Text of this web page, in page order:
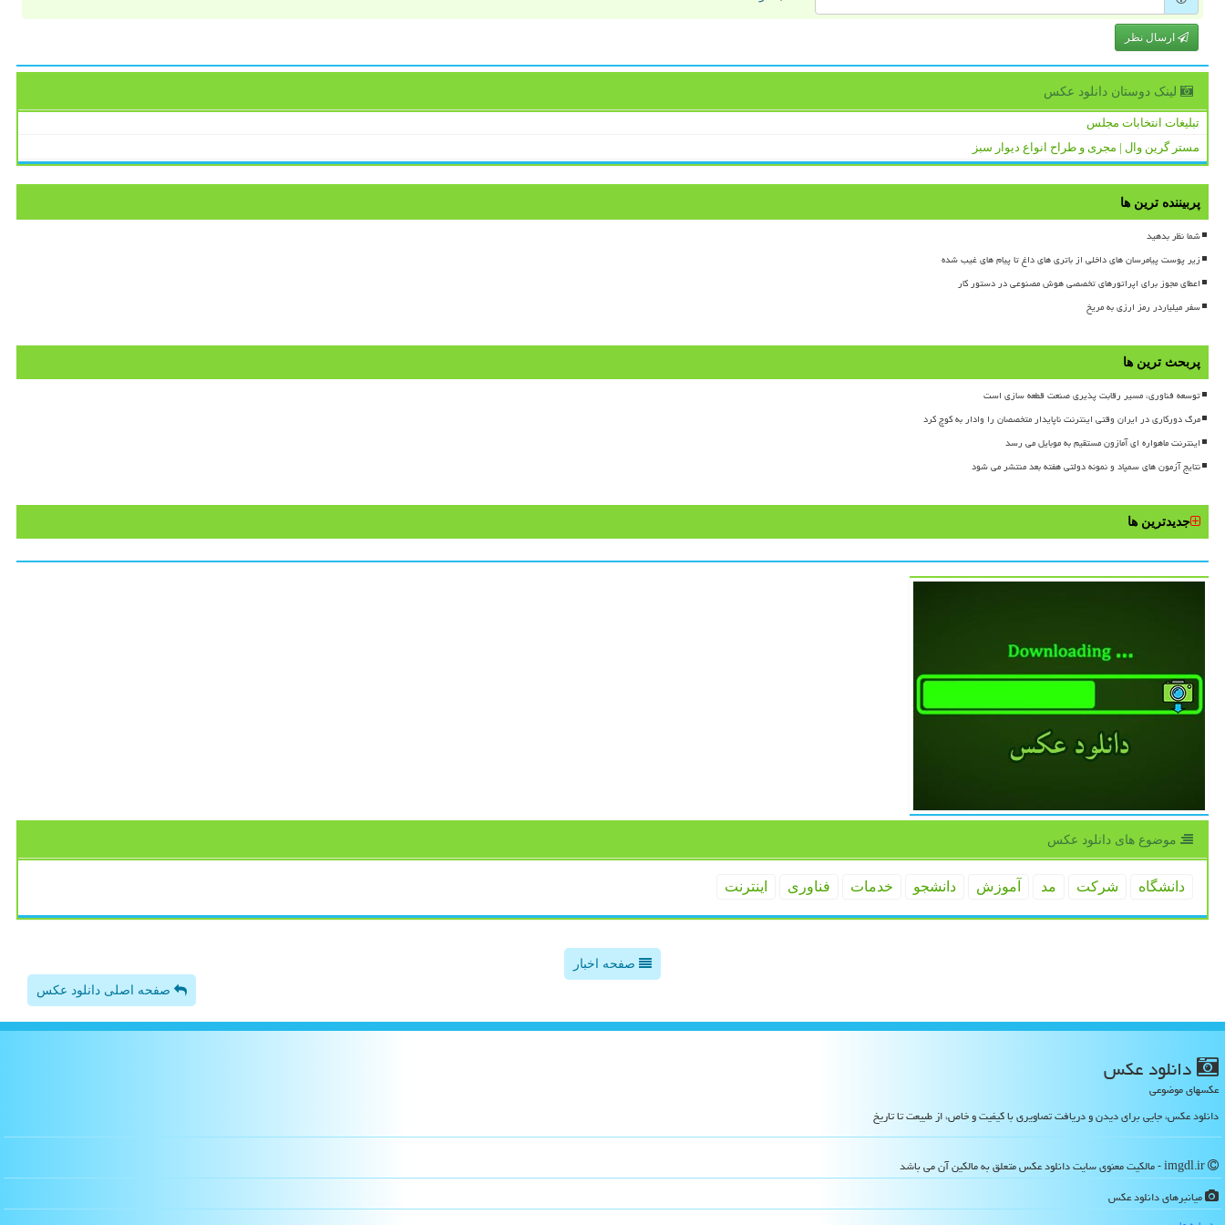
ارسال نظر
لینک دوستان دانلود عكس
تبلیغات انتخابات مجلس
مستر گرین وال | مجری و طراح انواع دیوار سبز
پربیننده ترین ها
شما نظر بدهید
زیر پوست پیامرسان های داخلی از باتری های داغ تا پیام های غیب شده
اعطای مجوز برای اپراتورهای تخصصی هوش مصنوعی در دستور کار
سفر میلیاردر رمز ارزی به مریخ
پربحث ترین ها
توسعه فناوری، مسیر رقابت پذیری صنعت قطعه سازی است
مرگ دورکاری در ایران وقتی اینترنت ناپایدار متخصصان را وادار به کوچ کرد
اینترنت ماهواره ای آمازون مستقیم به موبایل می رسد
نتایج آزمون های سمپاد و نمونه دولتی هفته بعد منتشر می شود
جدیدترین ها
موضوع های دانلود عكس
دانشگاه شركت مد آموزش دانشجو خدمات فناوری اینترنت
صفحه اخبار
صفحه اصلی دانلود عکس
دانلود عكس
عکسهای موضوعی
دانلود عکس، جایی برای دیدن و دریافت تصاویری با کیفیت و خاص، از طبیعت تا تاریخ
میانبرهای دانلود عكس